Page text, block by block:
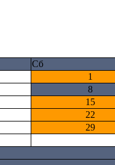
Сб
1
8
15
22
29